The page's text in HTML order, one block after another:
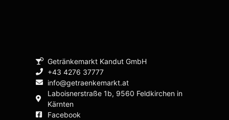
Getränkemarkt Kandut GmbH
+43 4276 37777
info@getraenkemarkt.at
Laboisnerstraße 1b, 9560 Feldkirchen in
Kärnten
Facebook